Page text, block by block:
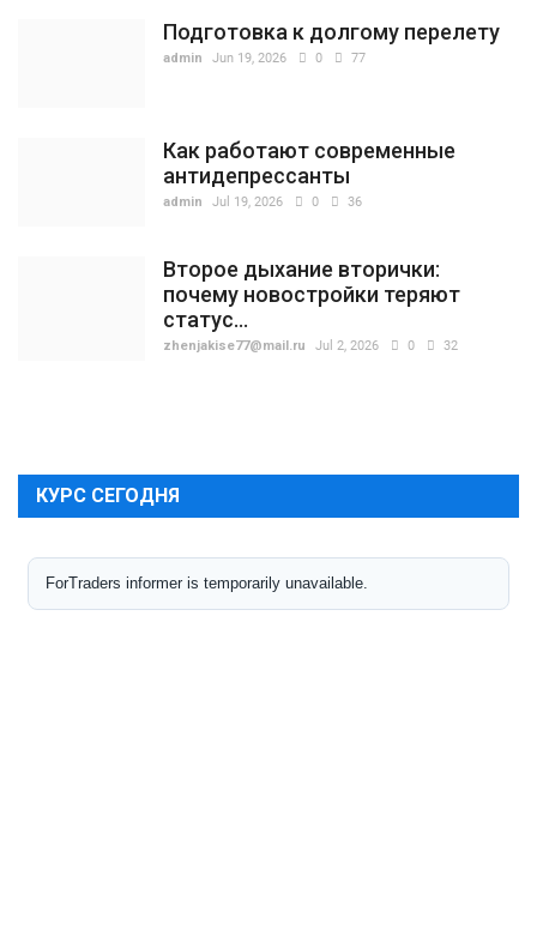
Подготовка к долгому перелету
admin Jun 19, 2026 0 77
Как работают современные
антидепрессанты
admin Jul 19, 2026 0 36
Второе дыхание вторички:
почему новостройки теряют
статус...
zhenjakise77@mail.ru Jul 2, 2026 0 32
КУРС СЕГОДНЯ